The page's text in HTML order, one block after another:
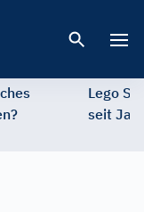
Lego
seit